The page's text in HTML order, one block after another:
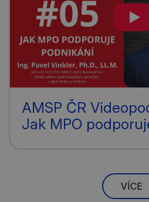
AMSP ČR
Jak MPO
VÍCE